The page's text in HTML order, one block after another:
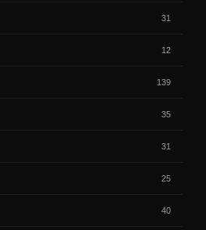
31
12
139
35
31
25
40